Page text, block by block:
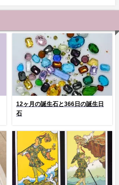
12ヶ月の誕生石と366日の誕生日
石